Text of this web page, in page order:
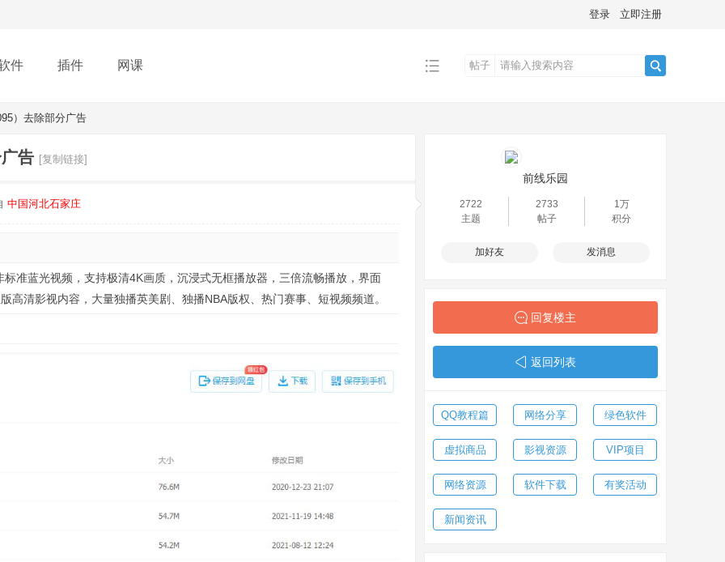
登录 立即注册
件 插件 网课
帖子
）去除部分广告
告 [复制链接]
中国河北石家庄
准蓝光视频，支持极清4K画质，沉浸式无框播放器，三倍流畅播放，界面
高清影视内容，大量独播英美剧、独播NBA版权、热门赛事、短视频频道。
前线乐园
2722
主题
2733
帖子
1万
积分
加好友 发消息
回复楼主
返回列表
QQ教程篇 网络分享 绿色软件
虚拟商品 影视资源 VIP项目
网络资源 软件下载 有奖活动
新闻资讯